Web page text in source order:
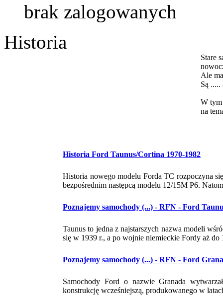
brak zalogowanych
Historia
Stare
Ale
Są .....
W tym
na
Historia Ford Taunus/Cortina 1970-1982
Historia nowego modelu Forda TC rozpoczyna
bezpośrednim następcą modelu 12/15M P6.
Poznajemy samochody (...) - RFN - Ford
Taunus to jedna z najstarszych nazwa modeli
się w 1939 r., a po wojnie niemieckie Fordy aż do
Poznajemy samochody (...) - RFN - Ford
Samochody Ford o nazwie Granada
konstrukcję wcześniejszą, produkowanego w